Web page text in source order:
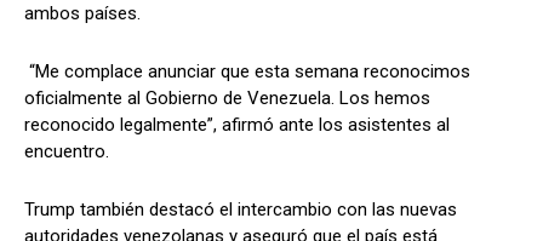
ambos países.
“Me complace anunciar que esta semana reconocimos
oficialmente al Gobierno de Venezuela. Los hemos
reconocido legalmente”, afirmó ante los asistentes al
encuentro.
Trump también destacó el intercambio con las nuevas
autoridades venezolanas y aseguró que el país está